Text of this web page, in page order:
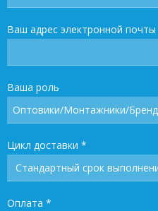
Ваш адрес электронной почты
Ваша роль
Цикл доставки *
Оплата *